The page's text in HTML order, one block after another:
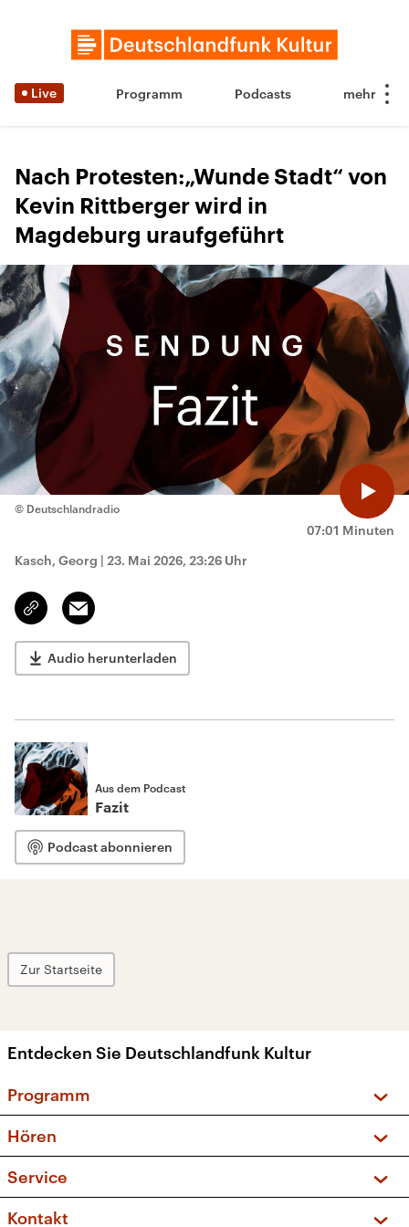
Live Programm Podcasts
Nach Protesten:„Wunde Stadt“ von
Kevin Rittberger wird in
Magdeburg uraufgeführt
07:01 Minuten
© Deutschlandradio
Kasch, Georg | 23. Mai 2026, 23:26 Uhr
Link
kopieren/teilen
Email
Audio herunterladen
Aus dem Podcast
Fazit
Podcast abonnieren
Zur Startseite
Entdecken Sie Deutschlandfunk Kultur
Programm
Sendungen und Podcasts
Musikliste
Kakadu – Das Kinderprogramm
Hören
Frequenzen (UKW + DAB+)
Service
FAQ
Kontakt